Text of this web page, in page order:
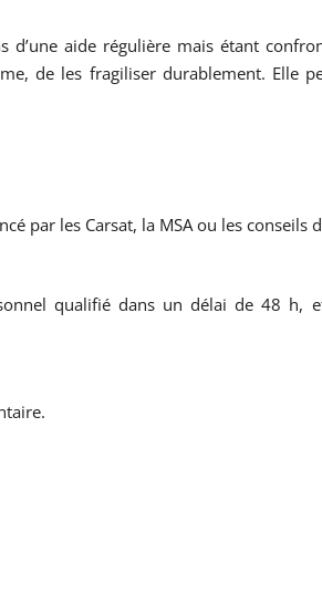
d’une aide régulière mais étant
de les fragiliser durablement. Elle
par les Carsat, la MSA ou les conseils
qualifié dans un délai de 48 h,